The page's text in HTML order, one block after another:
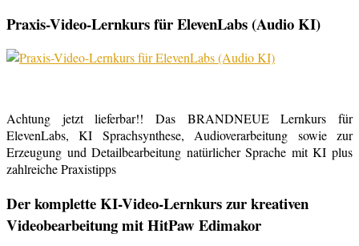
Praxis-Video-Lernkurs für ElevenLabs (Audio KI)
Achtung jetzt lieferbar!! Das BRANDNEUE Lernkurs für
ElevenLabs, KI Sprachsynthese, Audioverarbeitung sowie zur
Erzeugung und Detailbearbeitung natürlicher Sprache mit KI plus
zahlreiche Praxistipps
Der komplette KI-Video-Lernkurs zur kreativen
Videobearbeitung mit HitPaw Edimakor